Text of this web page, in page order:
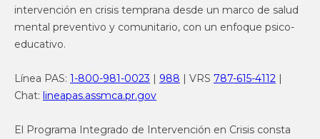
intervención en crisis temprana desde un marco de salud
mental preventivo y comunitario, con un enfoque psico-
educativo.
Línea PAS: 1-800-981-0023 | 988 | VRS 787-615-4112 |
Chat: lineapas.assmca.pr.gov
El Programa Integrado de Intervención en Crisis consta